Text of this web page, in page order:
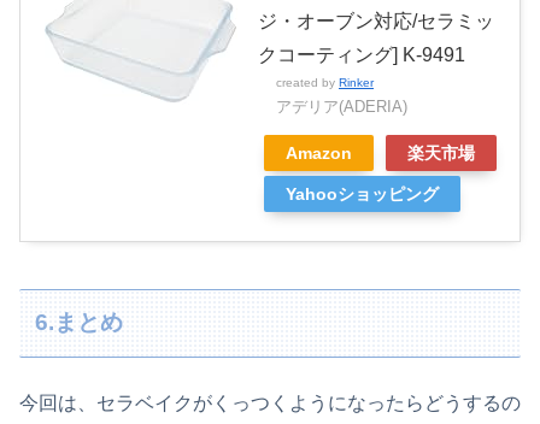
ジ・オーブン対応/セラミッ
クコーティング] K-9491
created by Rinker
アデリア(ADERIA)
Amazon 楽天市場
Yahooショッピング
6.まとめ
今回は、セラベイクがくっつくようになったらどうするの